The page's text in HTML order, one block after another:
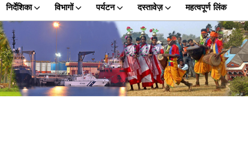
निर्देशिका विभागों पर्यटन दस्तावेज़ महत्वपूर्ण लिंक